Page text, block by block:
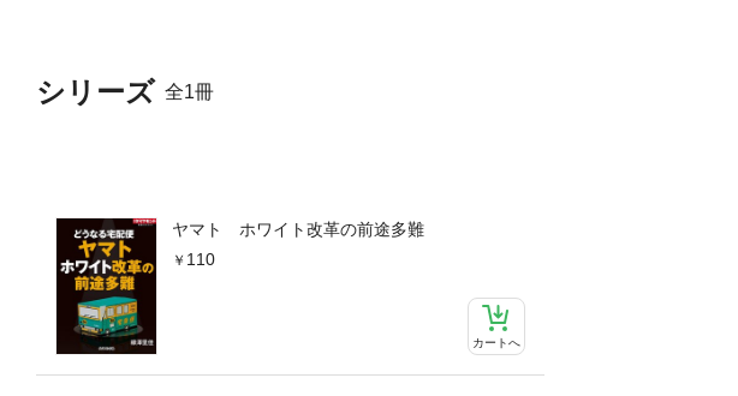
シリーズ 全1冊
ヤマト ホワイト改革の前途多難
110
カートへ